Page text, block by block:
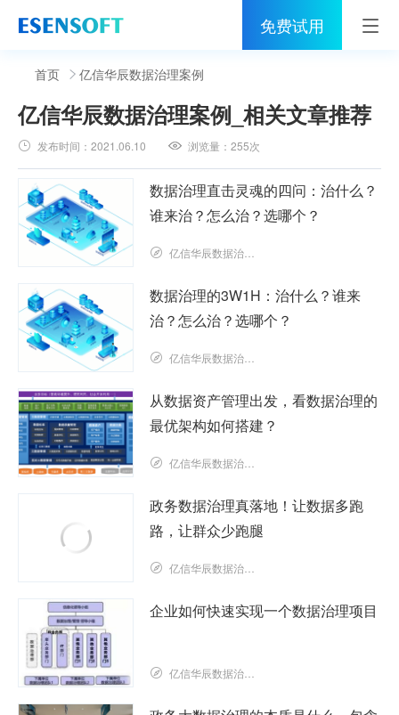
免费试用
首页
睿治
解决方案
伙伴
服务
关于亿信
400-0011-866
首页 亿信华辰数据治理案例
亿信华辰数据治理案例 _相关文章推荐
发布时间：2021.06.10 浏览量：255次
数据治理直击灵魂的四问：治什么？
谁来治？怎么治？选哪个？
亿信华辰数据治理研究院
数据治理的3W1H：治什么？谁来
治？怎么治？选哪个？
亿信华辰数据治理研究院
从数据资产管理出发，看数据治理的
最优架构如何搭建？
亿信华辰数据治理研究院
政务数据治理真落地！让数据多跑
路，让群众少跑腿
亿信华辰数据治理研究院
企业如何快速实现一个数据治理项目
亿信华辰数据治理研究院